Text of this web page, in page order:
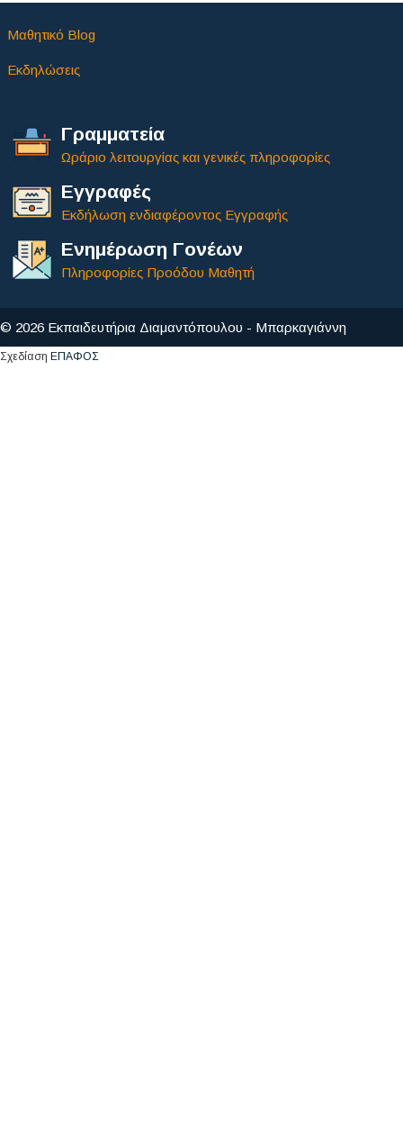
Μαθητικό Blog
Εκδηλώσεις
Γραμματεία
Ωράριο λειτουργίας και γενικές πληροφορίες
Εγγραφές
Εκδήλωση ενδιαφέροντος Εγγραφής
Ενημέρωση Γονέων
Πληροφορίες Προόδου Μαθητή
© 2026 Εκπαιδευτήρια Διαμαντόπουλου - Μπαρκαγιάννη
Σχεδίαση ΕΠΑΦΟΣ